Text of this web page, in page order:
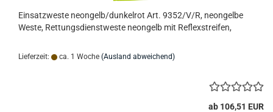
Einsatzweste neongelb/dunkelrot Art. 9352/V/R, neongelbe
Weste, Rettungsdienstweste neongelb mit Reflexstreifen,
Lieferzeit: ca. 1 Woche (Ausland abweichend)
ab 106,51 EUR